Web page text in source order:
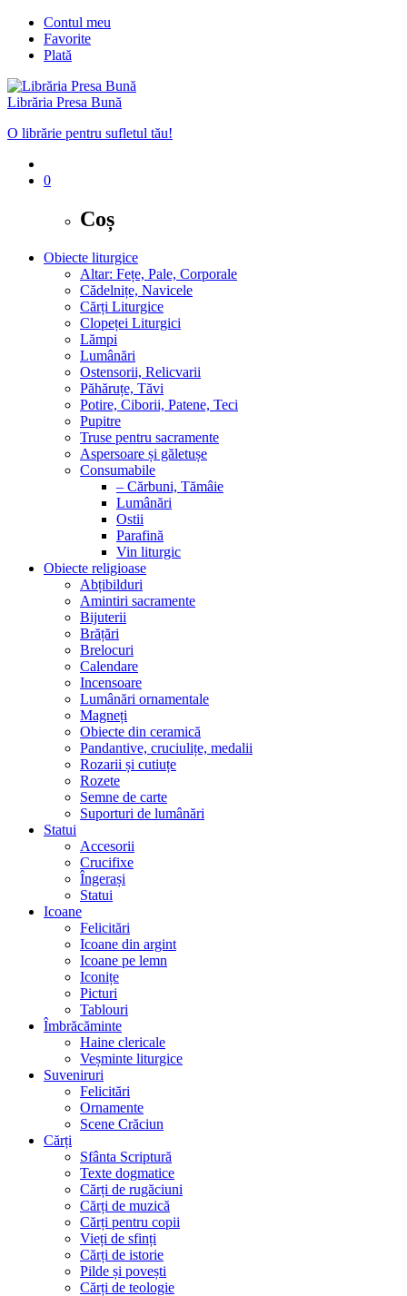
Contul meu
Favorite
Plată
Librăria Presa Bună
O librărie pentru sufletul tău!
0
Coș
Obiecte liturgice
Altar: Fețe, Pale, Corporale
Cădelnițe, Navicele
Cărți Liturgice
Clopeței Liturgici
Lămpi
Lumânări
Ostensorii, Relicvarii
Păhăruțe, Tăvi
Potire, Ciborii, Patene, Teci
Pupitre
Truse pentru sacramente
Aspersoare și găletușe
Consumabile
– Cărbuni, Tămâie
Lumânări
Ostii
Parafină
Vin liturgic
Obiecte religioase
Abțibilduri
Amintiri sacramente
Bijuterii
Brățări
Brelocuri
Calendare
Incensoare
Lumânări ornamentale
Magneți
Obiecte din ceramică
Pandantive, cruciulițe, medalii
Rozarii și cutiuțe
Rozete
Semne de carte
Suporturi de lumânări
Statui
Accesorii
Crucifixe
Îngerași
Statui
Icoane
Felicitări
Icoane din argint
Icoane pe lemn
Iconițe
Picturi
Tablouri
Îmbrăcăminte
Haine clericale
Veșminte liturgice
Suveniruri
Felicitări
Ornamente
Scene Crăciun
Cărți
Sfânta Scriptură
Texte dogmatice
Cărți de rugăciuni
Cărți de muzică
Cărți pentru copii
Vieți de sfinți
Cărți de istorie
Pilde și povești
Cărți de teologie